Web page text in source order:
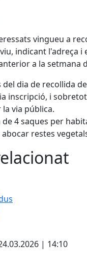
vingueu a
indicant l'adreça i
a la setmana
del dia de recollida
inscripció, i
via pública.
4 saques per
restes
| 14:10